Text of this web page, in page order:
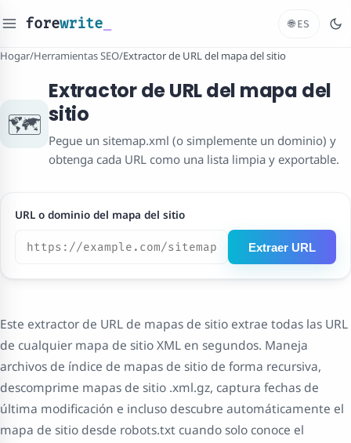
forewrite 🌐 ES
Hogar/Herramientas SEO/Extractor de URL del mapa del sitio
🗺️
Extractor de URL del mapa del
sitio
Pegue un sitemap.xml (o simplemente un dominio) y
obtenga cada URL como una lista limpia y exportable.
URL o dominio del mapa del sitio
Extraer URL
Este extractor de URL de mapas de sitio extrae todas las URL
de cualquier mapa de sitio XML en segundos. Maneja
archivos de índice de mapas de sitio de forma recursiva,
descomprime mapas de sitio .xml.gz, captura fechas de
última modificación e incluso descubre automáticamente el
mapa de sitio desde robots.txt cuando solo conoce el